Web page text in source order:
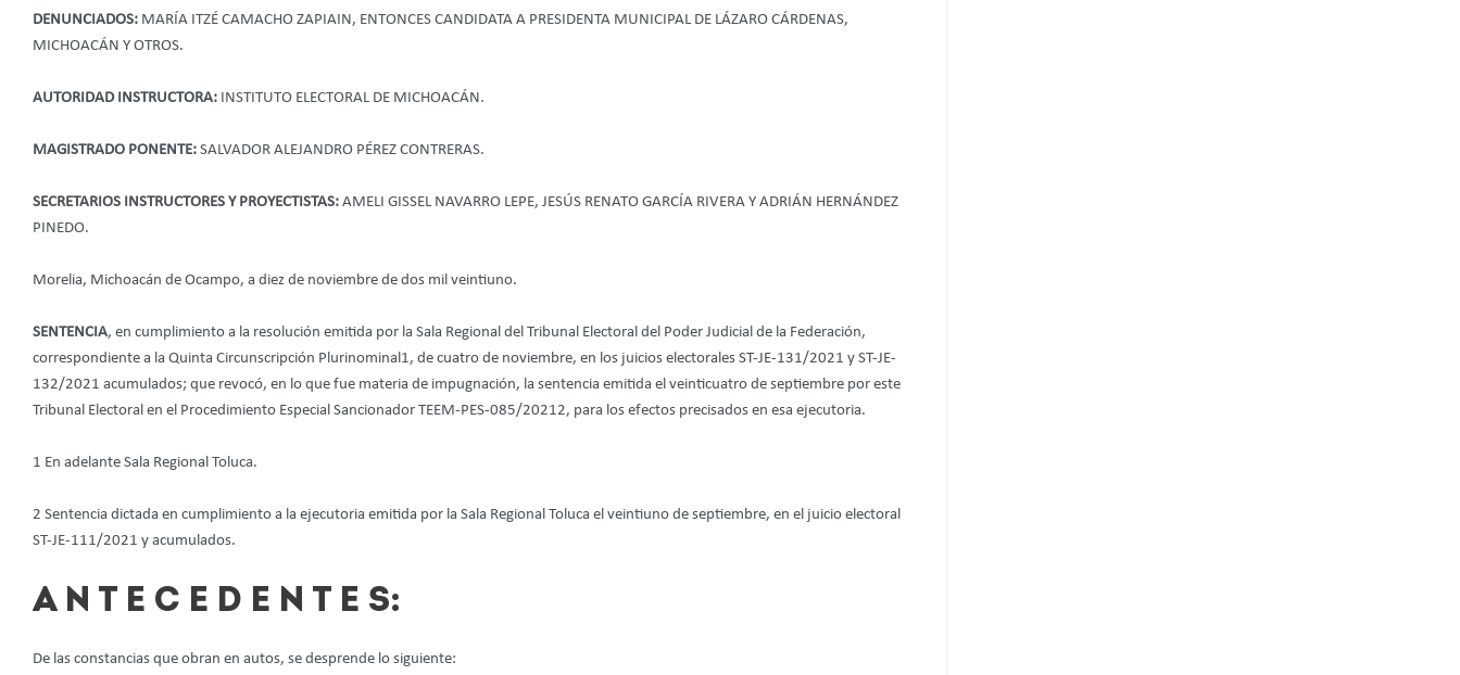
DENUNCIADOS: MARÍA ITZÉ CAMACHO ZAPIAIN, ENTONCES CANDIDATA A PRESIDENTA MUNICIPAL DE LÁZARO CÁRDENAS,
MICHOACÁN Y OTROS.
AUTORIDAD INSTRUCTORA: INSTITUTO ELECTORAL DE MICHOACÁN.
MAGISTRADO PONENTE: SALVADOR ALEJANDRO PÉREZ CONTRERAS.
SECRETARIOS INSTRUCTORES Y PROYECTISTAS: AMELI GISSEL NAVARRO LEPE, JESÚS RENATO GARCÍA RIVERA Y ADRIÁN HERNÁNDEZ
PINEDO.
Morelia, Michoacán de Ocampo, a diez de noviembre de dos mil veintiuno.
SENTENCIA, en cumplimiento a la resolución emitida por la Sala Regional del Tribunal Electoral del Poder Judicial de la Federación,
correspondiente a la Quinta Circunscripción Plurinominal1, de cuatro de noviembre, en los juicios electorales ST-JE-131/2021 y ST-JE-
132/2021 acumulados; que revocó, en lo que fue materia de impugnación, la sentencia emitida el veinticuatro de septiembre por este
Tribunal Electoral en el Procedimiento Especial Sancionador TEEM-PES-085/20212, para los efectos precisados en esa ejecutoria.
1 En adelante Sala Regional Toluca.
2 Sentencia dictada en cumplimiento a la ejecutoria emitida por la Sala Regional Toluca el veintiuno de septiembre, en el juicio electoral
ST-JE-111/2021 y acumulados.
A N T E C E D E N T E S:
De las constancias que obran en autos, se desprende lo siguiente: